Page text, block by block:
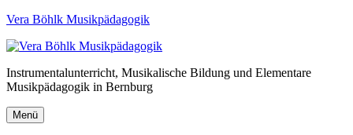
Vera Böhlk Musikpädagogik
Instrumentalunterricht, Musikalische Bildung und Elementare
Musikpädagogik in Bernburg
Menü